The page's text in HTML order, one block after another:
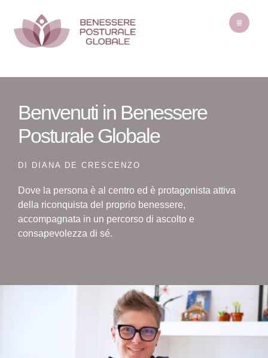
Benvenuti in Benessere
Posturale Globale
DI DIANA DE CRESCENZO
Dove la persona è al centro ed è protagonista attiva
della riconquista del proprio benessere,
accompagnata in un percorso di ascolto e
consapevolezza di sé.